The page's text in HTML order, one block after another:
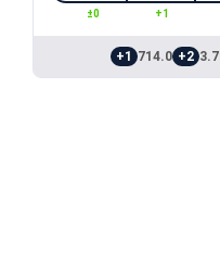
±0 +1
+1 714.0 +2